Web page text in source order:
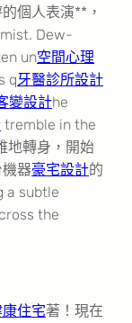
個人表演**，
Dew-
un空間心理
q牙醫診所設計
變設計he
tremble in the
地轉身，開始
器豪宅設計的
a subtle
the
住宅著！現在